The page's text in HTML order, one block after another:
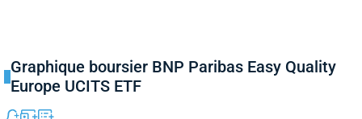
Graphique boursier BNP Paribas Easy Quality
Europe UCITS ETF